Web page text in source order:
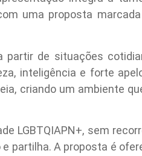
uma proposta
partir de situações
inteligência e forte
criando um ambiente
LGBTQIAPN+, sem
partilha. A proposta é